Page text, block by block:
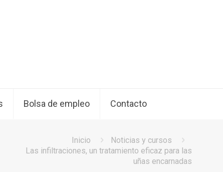
Bolsa de empleo Contacto
Inicio
Noticias y cursos
Las infiltraciones, un tratamiento eficaz para las
uñas encarnadas